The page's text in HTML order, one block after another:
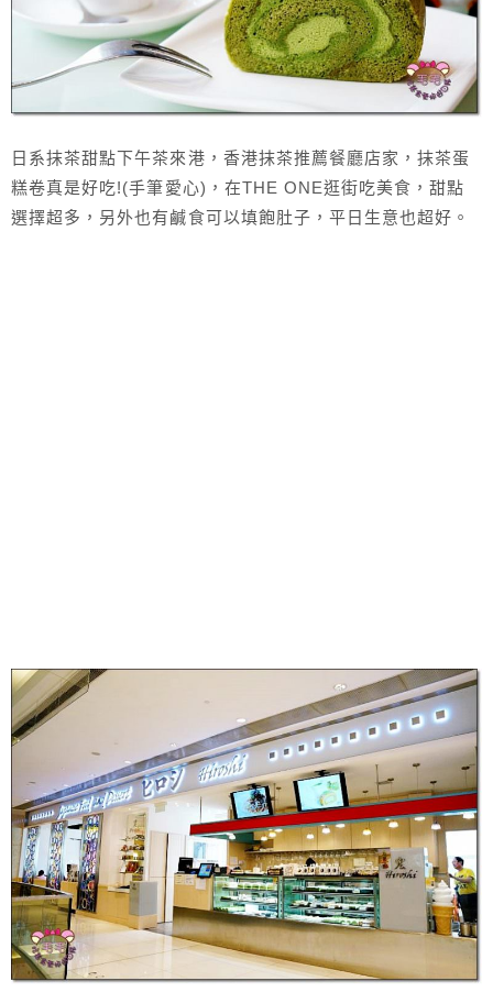
日系抹茶甜點下午茶來港，香港抹茶推薦餐廳店家，抹茶蛋
糕卷真是好吃!(手筆愛心)，在THE ONE逛街吃美食，甜點
選擇超多，另外也有鹹食可以填飽肚子，平日生意也超好。